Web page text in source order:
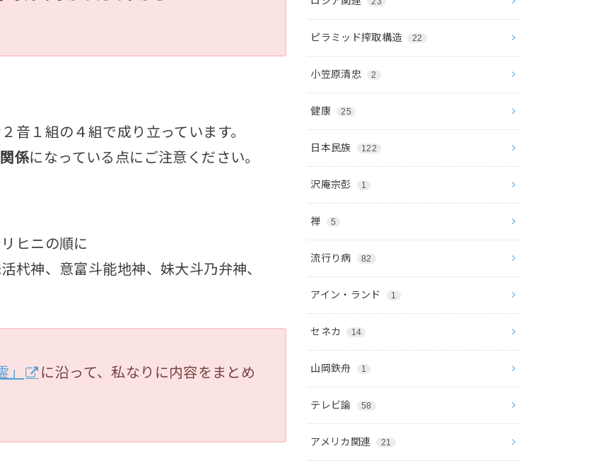
音１組の４組で成り立っています。
係になっている点にご注意ください。
ヒニの順に
杙神、意富斗能地神、妹大斗乃弁神、
」
に沿って、私なりに内容をまとめ
ピラミッド搾取構造 22
小笠原清忠 2
健康 25
日本民族 122
沢庵宗彭 1
禅 5
流行り病 82
アイン・ランド 1
セネカ 14
山岡鉄舟 1
テレビ論 58
アメリカ関連 21